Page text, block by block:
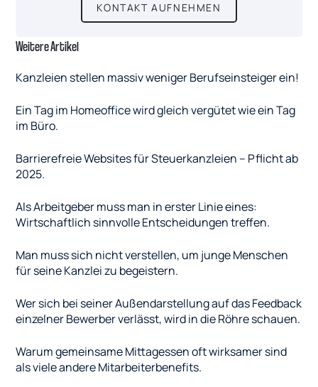
KONTAKT AUFNEHMEN
Weitere Artikel
Kanzleien stellen massiv weniger Berufseinsteiger ein!
Ein Tag im Homeoffice wird gleich vergütet wie ein Tag
im Büro.
Barrierefreie Websites für Steuerkanzleien – Pflicht ab
2025.
Als Arbeitgeber muss man in erster Linie eines:
Wirtschaftlich sinnvolle Entscheidungen treffen.
Man muss sich nicht verstellen, um junge Menschen
für seine Kanzlei zu begeistern.
Wer sich bei seiner Außendarstellung auf das Feedback
einzelner Bewerber verlässt, wird in die Röhre schauen.
Warum gemeinsame Mittagessen oft wirksamer sind
als viele andere Mitarbeiterbenefits.